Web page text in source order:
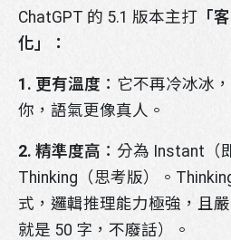
ChatGPT 的 5.1 版本主打 「
化」：
1. 更有溫度 ：它不再冷冰冰
你，語氣更像真人。
2. 精準度高 ：分為 Instant（
Thinking（思考版）。
式，邏輯推理能力極強，且
就是 50 字，不廢話）。